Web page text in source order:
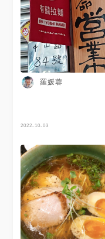
羅媛蓉
2022-10-03